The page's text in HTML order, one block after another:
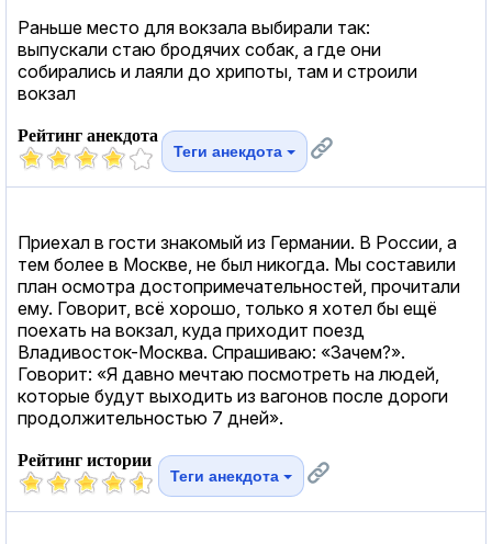
Раньше место для вокзала выбирали так:
выпускали стаю бродячих собак, а где они
собирались и лаяли до хрипоты, там и строили
вокзал
Рейтинг анекдота
Теги анекдота
Приехал в гости знакомый из Германии. В России, а
тем более в Москве, не был никогда. Мы составили
план осмотра достопримечательностей, прочитали
ему. Говорит, всё хорошо, только я хотел бы ещё
поехать на вокзал, куда приходит поезд
Владивосток-Москва. Спрашиваю: «Зачем?».
Говорит: «Я давно мечтаю посмотреть на людей,
которые будут выходить из вагонов после дороги
продолжительностью 7 дней».
Рейтинг истории
Теги анекдота